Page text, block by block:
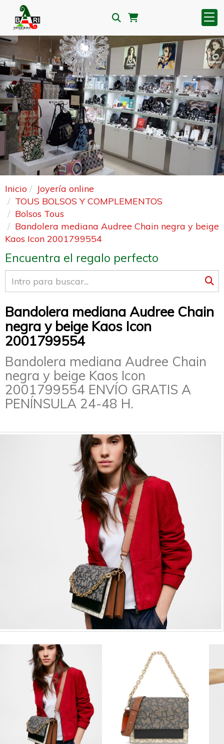
Anterior
Inicio
Joyería online
TOUS BOLSOS Y COMPLEMENTOS
Bolsos Tous
Bandolera mediana Audree Chain negra y beige
Kaos Icon 2001799554
Encuentra el regalo perfecto
Bandolera mediana Audree Chain
negra y beige Kaos Icon
2001799554
Bandolera mediana Audree Chain
negra y beige Kaos Icon
2001799554 ENVÍO GRATIS A
PENÍNSULA 24-48 H.